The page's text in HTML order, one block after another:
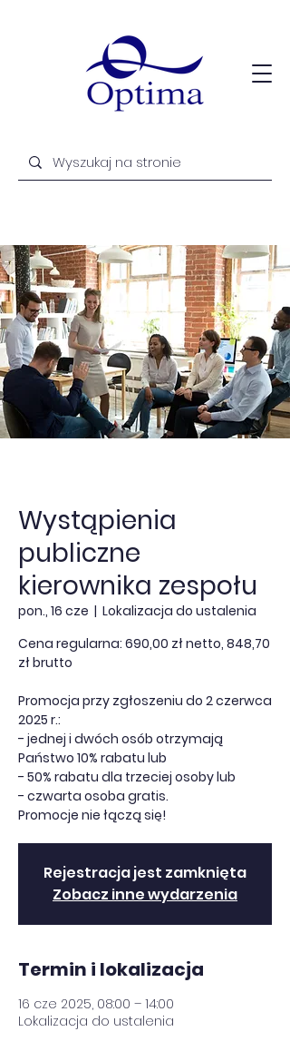
Wystąpienia
publiczne
kierownika zespołu
pon., 16 cze
  |
Lokalizacja do ustalenia
Cena regularna: 690,00 zł netto, 848,70
zł brutto
Promocja przy zgłoszeniu do 2 czerwca
2025 r.:
- jednej i dwóch osób otrzymają
Państwo 10% rabatu lub
- 50% rabatu dla trzeciej osoby lub
- czwarta osoba gratis.
Promocje nie łączą się!
Rejestracja jest zamknięta
Zobacz inne wydarzenia
Termin i lokalizacja
16 cze 2025, 08:00 – 14:00
Lokalizacja do ustalenia